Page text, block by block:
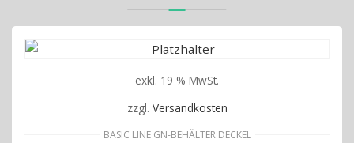
exkl. 19 % MwSt.
zzgl. Versandkosten
BASIC LINE GN-BEHÄLTER DECKEL